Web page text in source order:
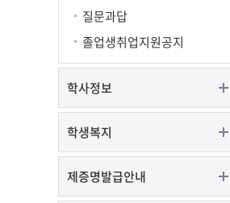
질문과답
졸업생취업지원공지
학사정보
학생복지
제증명발급안내